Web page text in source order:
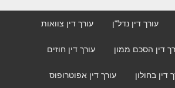
עורך דין נדל"ן עורך דין צוואות
דין הסכם ממון עורך דין חוזים
דין בחולון עורך דין אפוטרופוס